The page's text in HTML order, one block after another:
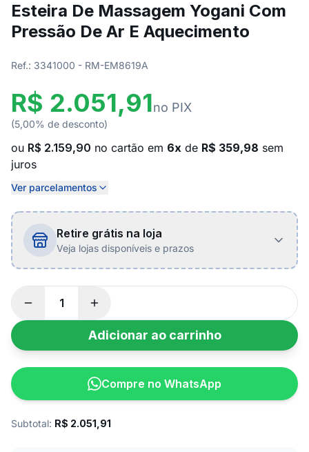
Esteira De Massagem Yogani Com
Pressão De Ar E Aquecimento
Ref.: 3341000 - RM-EM8619A
R$ 2.051,91no PIX
(5,00% de desconto)
ou R$ 2.159,90 no cartão em 6x de R$ 359,98 sem
juros
Ver parcelamentos
Retire grátis na loja
Veja lojas disponíveis e prazos
Adicionar ao carrinho
Compre no WhatsApp
Subtotal: R$ 2.051,91